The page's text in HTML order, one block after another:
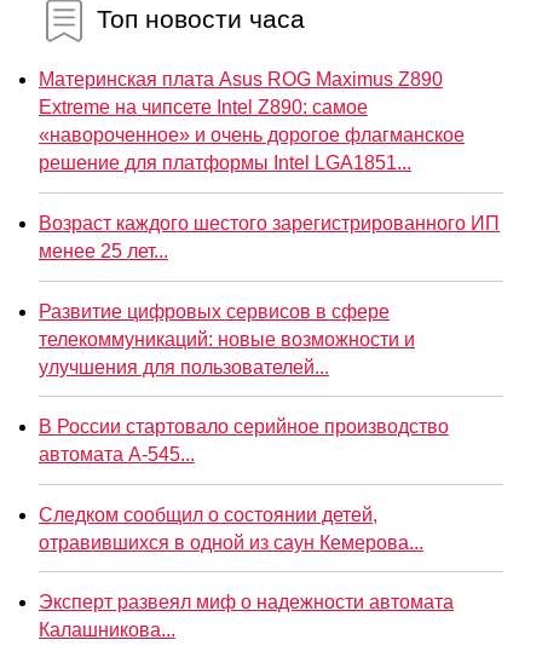
Топ новости часа
Материнская плата Asus ROG Maximus Z890
Extreme на чипсете Intel Z890: самое
«навороченное» и очень дорогое флагманское
решение для платформы Intel LGA1851...
Возраст каждого шестого зарегистрированного ИП
менее 25 лет...
Развитие цифровых сервисов в сфере
телекоммуникаций: новые возможности и
улучшения для пользователей...
В России стартовало серийное производство
автомата А-545...
Следком сообщил о состоянии детей,
отравившихся в одной из саун Кемерова...
Эксперт развеял миф о надежности автомата
Калашникова...